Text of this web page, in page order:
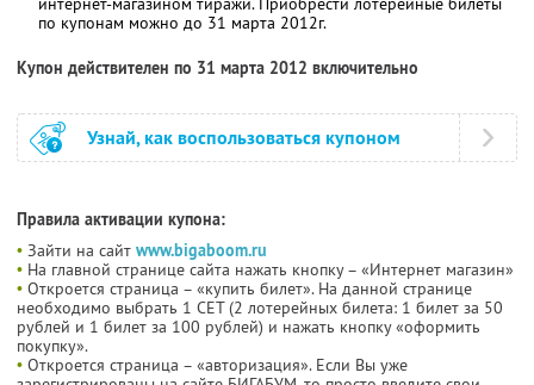
по купонам можно до 31 марта 2012г.
Купон действителен по 31 марта 2012 включительно
Узнай, как воспользоваться купоном
Правила активации купона:
• Зайти на сайт www.bigaboom.ru
• На главной странице сайта нажать кнопку – «Интернет магазин»
• Откроется страница – «купить билет». На данной странице
необходимо выбрать 1 СЕТ (2 лотерейных билета: 1 билет за 50
рублей и 1 билет за 100 рублей) и нажать кнопку «оформить
покупку».
• Откроется страница – «авторизация». Если Вы уже